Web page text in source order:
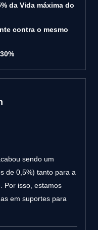
da Vida máxima do
contra o mesmo
30%
sendo um
de 0,5%) tanto para a
Por isso, estamos
em suportes para